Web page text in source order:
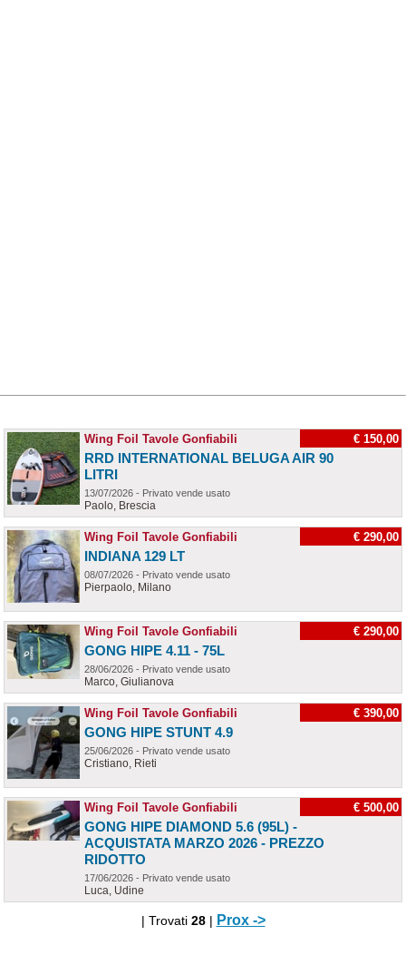
Wing Foil Tavole Gonfiabili € 150,00
RRD INTERNATIONAL BELUGA AIR 90
LITRI
13/07/2026 - Privato vende usato
Paolo, Brescia
Wing Foil Tavole Gonfiabili € 290,00
INDIANA 129 LT
08/07/2026 - Privato vende usato
Pierpaolo, Milano
Wing Foil Tavole Gonfiabili € 290,00
GONG HIPE 4.11 - 75L
28/06/2026 - Privato vende usato
Marco, Giulianova
Wing Foil Tavole Gonfiabili € 390,00
GONG HIPE STUNT 4.9
25/06/2026 - Privato vende usato
Cristiano, Rieti
Wing Foil Tavole Gonfiabili € 500,00
GONG HIPE DIAMOND 5.6 (95L) -
ACQUISTATA MARZO 2026 - PREZZO
RIDOTTO
17/06/2026 - Privato vende usato
Luca, Udine
| Trovati 28| Prox ->